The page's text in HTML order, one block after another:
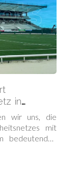
in
wir uns, die
mit
bedeutenden